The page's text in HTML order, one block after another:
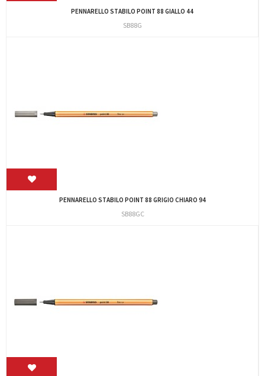
PENNARELLO STABILO POINT 88 GIALLO 44
SB88G
PENNARELLO STABILO POINT 88 GRIGIO CHIARO 94
SB88GC